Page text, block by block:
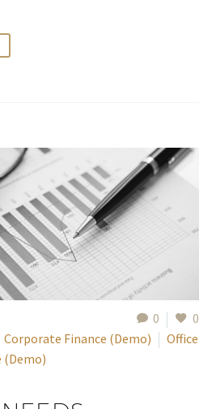
0 0
Corporate Finance (Demo)
Office
(Demo)